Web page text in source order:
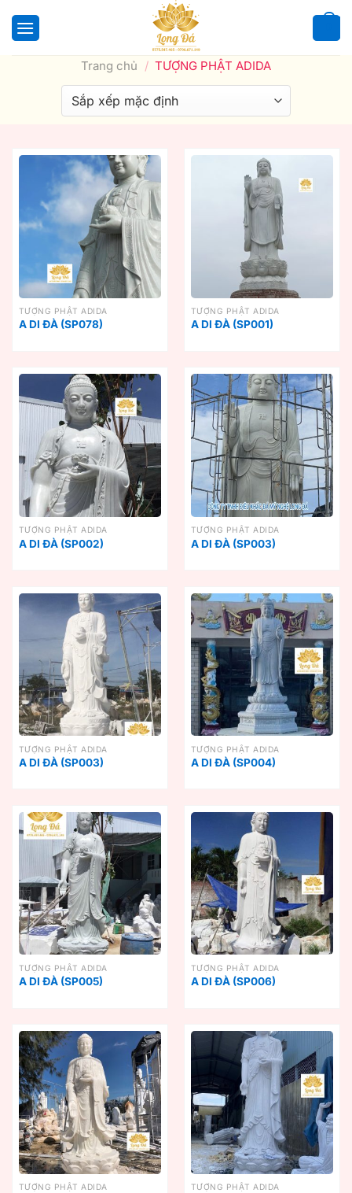
qua
Trang chủ / TƯỢNG PHẬT ADIDA
TƯỢNG PHẬT ADIDA
A DI ĐÀ (SP078)
TƯỢNG PHẬT ADIDA
A DI ĐÀ (SP001)
TƯỢNG PHẬT ADIDA
A DI ĐÀ (SP002)
TƯỢNG PHẬT ADIDA
A DI ĐÀ (SP003)
TƯỢNG PHẬT ADIDA
A DI ĐÀ (SP003)
TƯỢNG PHẬT ADIDA
A DI ĐÀ (SP004)
TƯỢNG PHẬT ADIDA
A DI ĐÀ (SP005)
TƯỢNG PHẬT ADIDA
A DI ĐÀ (SP006)
TƯỢNG PHẬT ADIDA TƯỢNG PHẬT ADIDA